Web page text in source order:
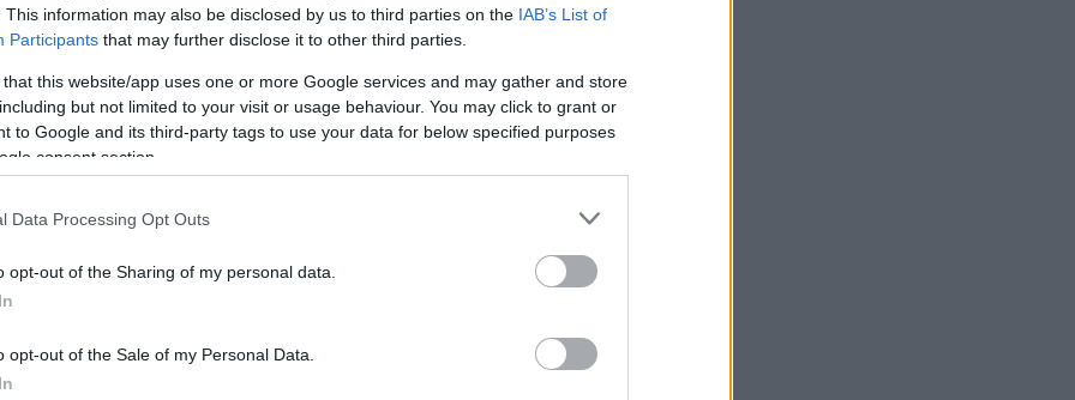
This information may also be disclosed by us to third parties on the IAB’s List of
Participants that may further disclose it to other third parties.
that this website/app uses one or more Google services and may gather and store
but not limited to your visit or usage behaviour. You may click to grant or
to Google and its third-party tags to use your data for below specified purposes
consent section.
Data Processing Opt Outs
opt-out of the Sharing of my personal data.
opt-out of the Sale of my Personal Data.
István Kapitány, ha indicato che il Governo
ben oltre l’attuale scadenza del 30 giugno,
di proteggere le famiglie.
rivedrà la situazione a giugno, ma non ha escluso
ha sostenuto che le tensioni geopolitiche in
rendendo necessario l’intervento dello Stato.